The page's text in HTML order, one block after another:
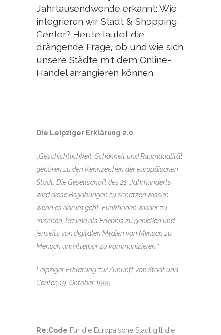
Jahrtausendwende erkannt: Wie
integrieren wir Stadt & Shopping
Center? Heute lautet die
drängende Frage, ob und wie sich
unsere Städte mit dem Online-
Handel arrangieren können.
Die Leipziger Erklärung 2.0
„Geschichtlichkeit, Schönheit und Raumqualität
gehören zu den Kennzeichen der europäischen
Stadt. Die Gesellschaft des 21. Jahrhunderts
wird diese Begabungen zu schätzen wissen,
wenn es darum geht, Funktionen wieder zu
mischen, Räume als Erlebnis zu genießen und
jenseits von digitalen Medien von Mensch zu
Mensch unmittelbar zu kommunizieren.“
Leipziger Erklärung zur Zukunft von Stadt und
Center, 19. Oktober 1999
Re:Code Für die Europäische Stadt gilt die